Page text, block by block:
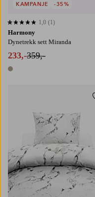
Harmony
Dynetrekk sett Miranda
233,-359,-
1 farge
1,0 basert på 1 karaktergivninger
1,0 (1)
KAMPANJE -35%